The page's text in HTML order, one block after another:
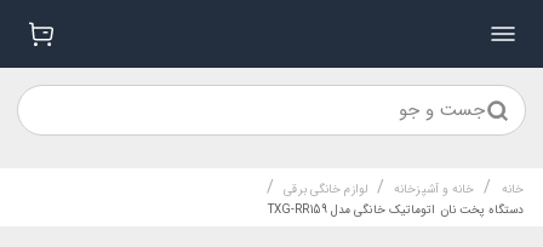
جست و جو
خانه / خانه و آشپزخانه / لوازم خانگی برقی /
دستگاه پخت نان اتوماتیک خانگی مدل TXG-RR159